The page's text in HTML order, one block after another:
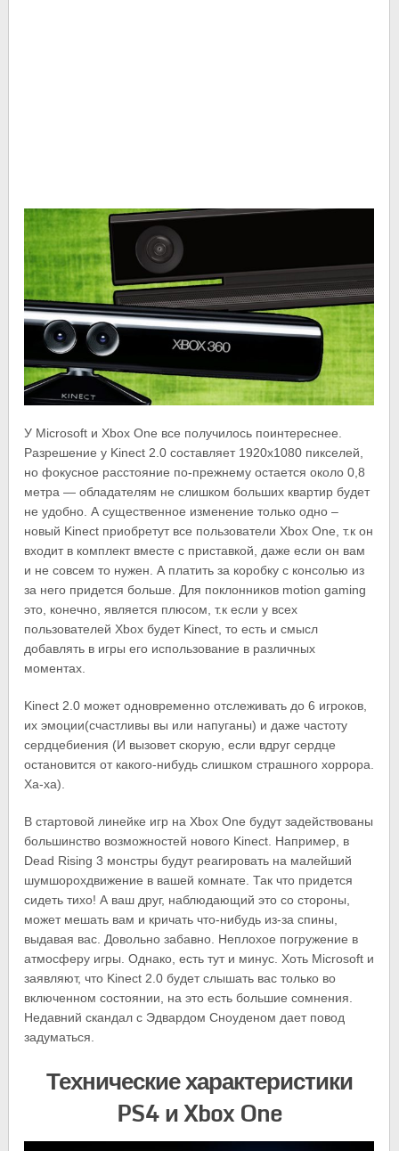
У Microsoft и Xbox One все получилось поинтереснее.
Разрешение у Kinect 2.0 составляет 1920х1080 пикселей,
но фокусное расстояние по-прежнему остается около 0,8
метра — обладателям не слишком больших квартир будет
не удобно. А существенное изменение только одно –
новый Kinect приобретут все пользователи Xbox One, т.к он
входит в комплект вместе с приставкой, даже если он вам
и не совсем то нужен. А платить за коробку с консолью из
за него придется больше. Для поклонников motion gaming
это, конечно, является плюсом, т.к если у всех
пользователей Xbox будет Kinect, то есть и смысл
добавлять в игры его использование в различных
моментах.
Kinect 2.0 может одновременно отслеживать до 6 игроков,
их эмоции(счастливы вы или напуганы) и даже частоту
сердцебиения (И вызовет скорую, если вдруг сердце
остановится от какого-нибудь слишком страшного хоррора.
Ха-ха).
В стартовой линейке игр на Xbox One будут задействованы
большинство возможностей нового Kinect. Например, в
Dead Rising 3 монстры будут реагировать на малейший
шумшорохдвижение в вашей комнате. Так что придется
сидеть тихо! А ваш друг, наблюдающий это со стороны,
может мешать вам и кричать что-нибудь из-за спины,
выдавая вас. Довольно забавно. Неплохое погружение в
атмосферу игры. Однако, есть тут и минус. Хоть Microsoft и
заявляют, что Kinect 2.0 будет слышать вас только во
включенном состоянии, на это есть большие сомнения.
Недавний скандал с Эдвардом Сноуденом дает повод
задуматься.
Технические характеристики
PS4 и Xbox One